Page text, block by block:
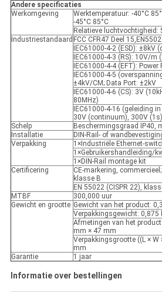
Andere specificaties
Werkomgeving
Werktemperatuur: -40°C
-45°C 85°C
Relatieve luchtvochtigheid:
Industriestandaard FCC CFR47 Deel
IEC61000-4-2 (ESD): ±8kV
IEC61000-4-3 (RS): 10V/m
IEC61000-4-4 (EFT):
IEC61000-4-5
±4kV/CM; Data Port: ±2kV
IEC61000-4-6 (CS): 3V
80MHz)
IEC61000-4-16 (geleiding
30V (continuum), 300V (1s)
Schelp
Beschermingsgraad IP40,
Installatie
DIN-Rail- of
Verpakking
1×Industriële Ethernet-
1×Gebruikershandleiding/
1×DIN-Rail montage kit
Certificering
CE-markering,
klasse B
EN 55022 (CISPR 22),
MTBF
300,000 uur
Gewicht en grootte Gewicht van het product:
Verpakkingsgewicht: 0,875
Afmetingen van het
mm × 47 mm
Verpakkingsgrootte ((L ×
mm
Garantie
1 jaar
Informatie over bestellingen